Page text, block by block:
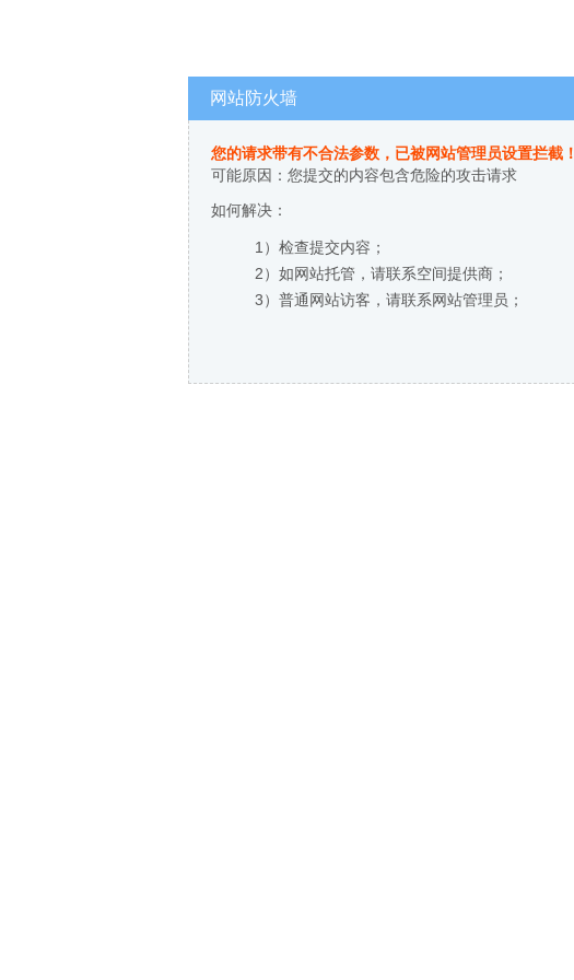
网站防火墙
您的请求带有不合法参数，已被网站管理员设置拦截！
可能原因：您提交的内容包含危险的攻击请求
如何解决：
1）检查提交内容；
2）如网站托管，请联系空间提供商；
3）普通网站访客，请联系网站管理员；